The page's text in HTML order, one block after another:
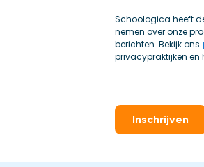
Schoologica heeft
nemen over onze
berichten. Bekijk ons
privacypraktijken en
Inschrijven